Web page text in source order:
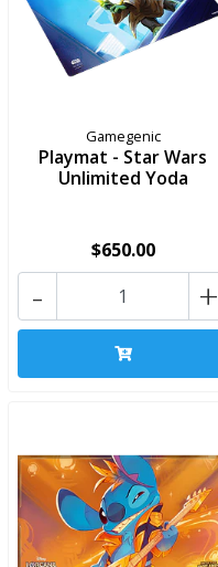
Gamegenic
Playmat - Star Wars
Unlimited Yoda
$650.00
+
-